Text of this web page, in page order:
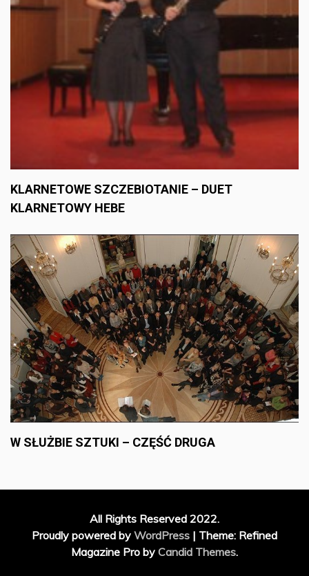
KLARNETOWE SZCZEBIOTANIE – DUET
KLARNETOWY HEBE
W SŁUŻBIE SZTUKI – CZĘŚĆ DRUGA
All Rights Reserved 2022.
Proudly powered by WordPress | Theme: Refined
Magazine Pro by Candid Themes.